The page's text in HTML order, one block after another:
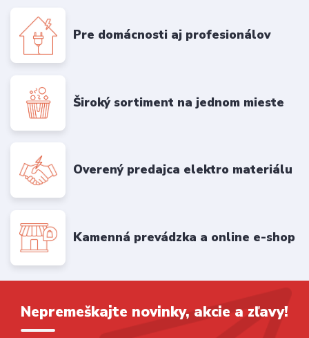
Pre domácnosti aj profesionálov
Široký sortiment na jednom mieste
Overený predajca elektro materiálu
Kamenná prevádzka a online e-shop
Nepremeškajte novinky, akcie a zľavy!